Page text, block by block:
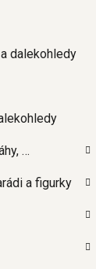
dalekohledy
…
a figurky